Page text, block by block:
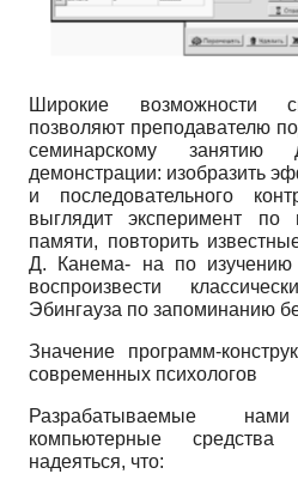
Широкие возможности
позволяют преподавателю
семинарскому занятию
демонстрации: изобразить
и последовательного
выглядит эксперимент по
памяти, повторить
Д. Канема- на по изучению
воспроизвести
Эбингауза по запоминанию
Значение программ-
современных психологов
Разрабатываемые нами
компьютерные
надеяться, что: